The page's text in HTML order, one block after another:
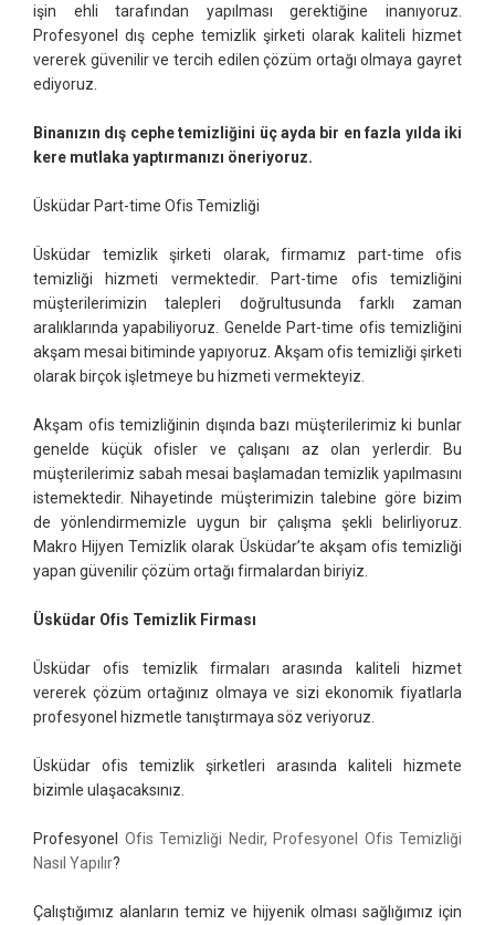
işin ehli tarafından yapılması gerektiğine inanıyoruz.
Profesyonel dış cephe temizlik şirketi olarak kaliteli hizmet
vererek güvenilir ve tercih edilen çözüm ortağı olmaya gayret
ediyoruz.
Binanızın dış cephe temizliğini üç ayda bir en fazla yılda iki
kere mutlaka yaptırmanızı öneriyoruz.
Üsküdar Part-time Ofis Temizliği
Üsküdar temizlik şirketi olarak, firmamız part-time ofis
temizliği hizmeti vermektedir. Part-time ofis temizliğini
müşterilerimizin talepleri doğrultusunda farklı zaman
aralıklarında yapabiliyoruz. Genelde Part-time ofis temizliğini
akşam mesai bitiminde yapıyoruz. Akşam ofis temizliği şirketi
olarak birçok işletmeye bu hizmeti vermekteyiz.
Akşam ofis temizliğinin dışında bazı müşterilerimiz ki bunlar
genelde küçük ofisler ve çalışanı az olan yerlerdir. Bu
müşterilerimiz sabah mesai başlamadan temizlik yapılmasını
istemektedir. Nihayetinde müşterimizin talebine göre bizim
de yönlendirmemizle uygun bir çalışma şekli belirliyoruz.
Makro Hijyen Temizlik olarak Üsküdar’te akşam ofis temizliği
yapan güvenilir çözüm ortağı firmalardan biriyiz.
Üsküdar Ofis Temizlik Firması
Üsküdar ofis temizlik firmaları arasında kaliteli hizmet
vererek çözüm ortağınız olmaya ve sizi ekonomik fiyatlarla
profesyonel hizmetle tanıştırmaya söz veriyoruz.
Üsküdar ofis temizlik şirketleri arasında kaliteli hizmete
bizimle ulaşacaksınız.
Profesyonel Ofis Temizliği Nedir, Profesyonel Ofis Temizliği
Nasıl Yapılır?
Çalıştığımız alanların temiz ve hijyenik olması sağlığımız için